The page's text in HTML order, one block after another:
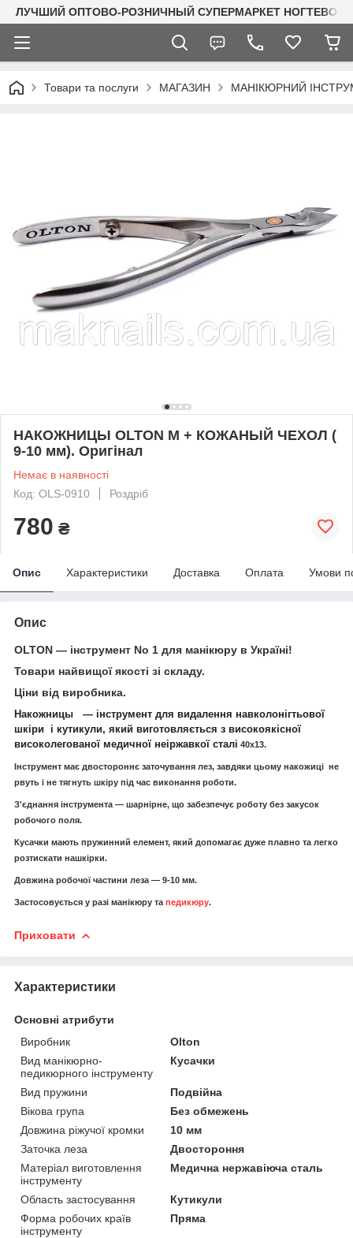
ЛУЧШИЙ ОПТОВО-РОЗНИЧНЫЙ СУПЕРМАРКЕТ
Товари та послуги МАГАЗИН МАНІКЮРНИЙ
НАКОЖНИЦЫ OLTON M + КОЖАНЫЙ ЧЕХОЛ (
9-10 мм). Оригінал
Немає в наявності
Код: OLS-0910
Роздріб
780 ₴
Опис Характеристики Доставка Оплата Умови
Опис
OLTON — інструмент No 1 для манікюру в Україні!
Товари найвищої якості зі складу.
Ціни від виробника.
Накожницы — інструмент для видалення навколонігтьової
шкіри і кутикули, який виготовляється з високоякісної
високолегованої медичної неіржавкої сталі 40х13.
Інструмент має двостороннє заточування лез, завдяки цьому накожиці не
рвуть і не тягнуть шкіру під час виконання роботи.
З'єднання інструмента — шарнірне, що забезпечує роботу без закусок
робочого поля.
Кусачки мають пружинний елемент, який допомагає дуже плавно та легко
розтискати нашкірки.
Довжина робочої частини леза — 9-10 мм.
Застосовується у разі манікюру та педикюру.
Приховати
Характеристики
Основні атрибути
Виробник
Olton
Вид манікюрно-
педикюрного інструменту
Кусачки
Вид пружини
Подвійна
Вікова група
Без обмежень
Довжина ріжучої кромки
10 мм
Заточка леза
Двостороння
Матеріал виготовлення
інструменту
Медична нержавіюча сталь
Область застосування
Кутикули
Форма робочих країв
інструменту
Пряма